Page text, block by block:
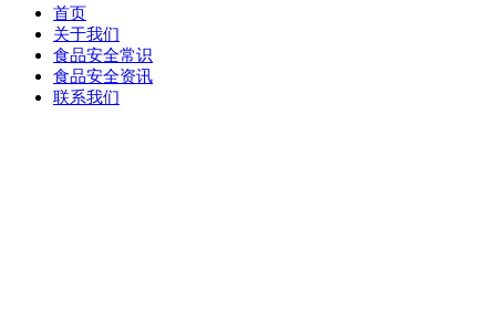
首页
关于我们
食品安全常识
食品安全资讯
联系我们